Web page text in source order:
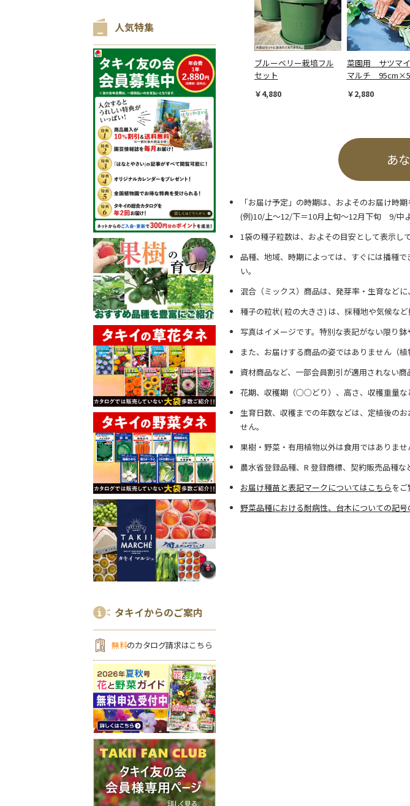
人気特集
タキイからのご案内
無料のカタログ請求はこちら
ブルーベリー栽培フル
セット
￥4,880
菜園用 サツマ
マルチ
￥2,880
あ
「お届け予定」の時期は、およそのお届け時期
(例)10/上～12/下＝10月上旬～12月下旬 9/中
1袋の種子粒数は、およその目安として表示し
品種、地域、時期によっては、すぐには播種
い。
混合（ミックス）商品は、発芽率・生育などに
種子の粒状( 粒の大きさ) は、採種地や気候な
写真はイメージです。特別な表記がない限り
また、お届けする商品の姿ではありません（
資材商品など、一部会員割引が適用されない商
花期、収穫期（○○どり）、高さ、収穫重量な
生育日数、収穫までの年数などは、定植後の
せん。
果樹・野菜・有用植物以外は食用ではありませ
農水省登録品種、R 登録商標、契約販売品種な
お届け種苗と表記マークについてはこちら をご
野菜品種における耐病性、台木についての記号